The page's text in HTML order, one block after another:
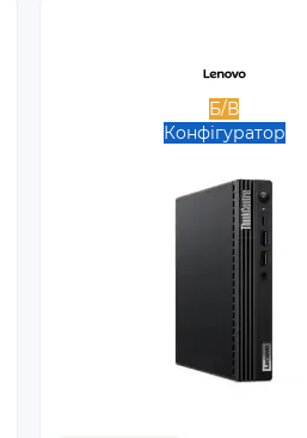
Б/В
Конфігуратор